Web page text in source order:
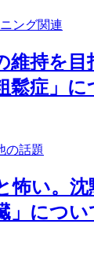
ング関連
維持を目
鬆症」に
の話題
怖い。
」につい